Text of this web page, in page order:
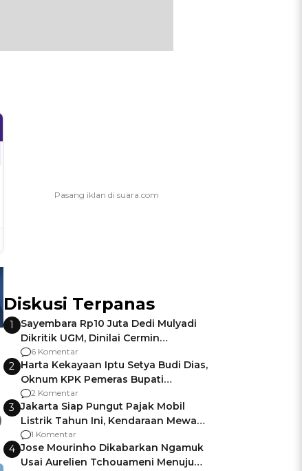
Diskusi Terpanas
1
Sayembara Rp10 Juta Dedi Mulyadi
Dikritik UGM, Dinilai Cermin
Gagalnya Negara Jamin Keamanan
6 Komentar
2 Harta Kekayaan Iptu Setya Budi Dias,
Oknum KPK Pemeras Bupati
Pemalang
2 Komentar
3 Jakarta Siap Pungut Pajak Mobil
Listrik Tahun Ini, Kendaraan Mewah
Kena hingga 75% PKB
1 Komentar
4 Jose Mourinho Dikabarkan Ngamuk
Usai Aurelien Tchouameni Menuju